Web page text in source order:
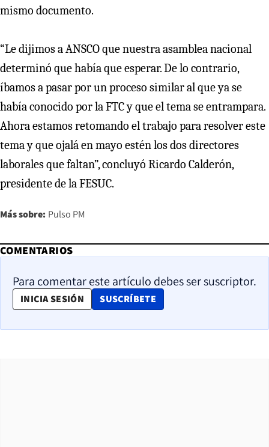
mismo documento.
“Le dijimos a ANSCO que nuestra asamblea nacional
determinó que había que esperar. De lo contrario,
íbamos a pasar por un proceso similar al que ya se
había conocido por la FTC y que el tema se entrampara.
Ahora estamos retomando el trabajo para resolver este
tema y que ojalá en mayo estén los dos directores
laborales que faltan”, concluyó Ricardo Calderón,
presidente de la FESUC.
Más sobre: Pulso PM
COMENTARIOS
Para comentar este artículo debes ser suscriptor.
INICIA SESIÓN SUSCRÍBETE
OPENS IN NEW WINDOW